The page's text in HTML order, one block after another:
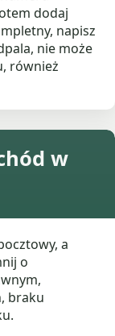
dodaj
napisz
nie może
również
w
a
o
braku